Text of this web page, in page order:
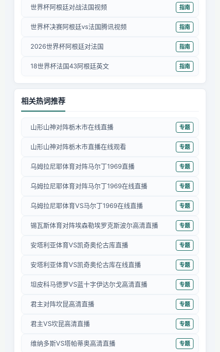
世界杯阿根廷对战法国视频 指南
世界杯决赛阿根廷vs法国腾讯视频 指南
2026世界杯阿根廷对法国 指南
18世界杯法国43阿根廷英文 指南
相关热词推荐
山形山神对阵栃木市在线直播 专题
山形山神对阵栃木市直播在线观看 专题
乌姆拉尼耶体育对阵马尔丁1969直播 专题
乌姆拉尼耶体育对阵马尔丁1969在线直播 专题
乌姆拉尼耶体育VS马尔丁1969在线直播 专题
锡瓦斯体育对阵埃森勒埃罗克斯波尔高清直播 专题
安塔利亚体育VS凯奇奥伦古库直播 专题
安塔利亚体育VS凯奇奥伦古库在线直播 专题
坦皮科马德罗VS蓝十字伊达尔戈高清直播 专题
君主对阵坎昆高清直播 专题
君主VS坎昆高清直播 专题
维纳多斯VS塔帕蒂奥高清直播 专题